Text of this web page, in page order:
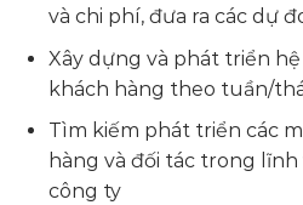
và chi phí, đưa ra các dự
Xây dựng và phát triển
khách hàng theo tuần/
Tìm kiếm phát triển các
hàng và đối tác trong
công ty